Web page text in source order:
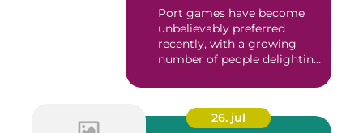
Port games have become
unbelievably preferred
recently, with a growing
number of people delighting
26. jul